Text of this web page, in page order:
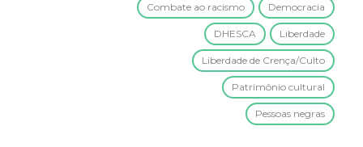
Combate ao racismo Democracia
DHESCA Liberdade
Liberdade de Crença/Culto
Patrimônio cultural
Pessoas negras